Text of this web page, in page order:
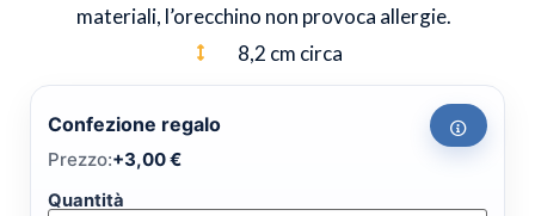
materiali, l’orecchino non provoca allergie.
8,2 cm circa
Confezione regalo
Prezzo:+3,00€
Quantità